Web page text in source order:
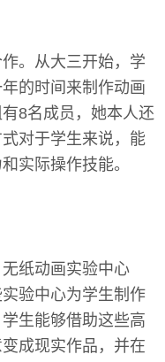
。从大三开始，学
的时间来制作动画
8名成员，她本人还
对于学生来说，能
实际操作技能。
纸动画实验中心
验中心为学生制作
生能够借助这些高
成现实作品，并在